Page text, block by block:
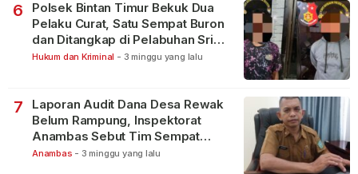
6
Polsek Bintan Timur Bekuk Dua
Pelaku Curat, Satu Sempat Buron
dan Ditangkap di Pelabuhan Sri
Bintan Pura
Hukum dan Kriminal - 3 minggu yang lalu
7
Laporan Audit Dana Desa Rewak
Belum Rampung, Inspektorat
Anambas Sebut Tim Sempat
Terbagi Tangani Kasus Lain
Anambas - 3 minggu yang lalu